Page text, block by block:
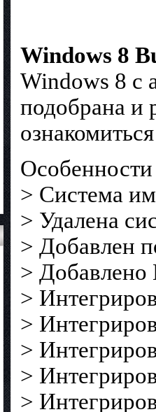
Windows 8
Windows 8 с
подобрана и
> Система
> Удалена
> Добавлен
> Добавленo
>
>
>
>
>